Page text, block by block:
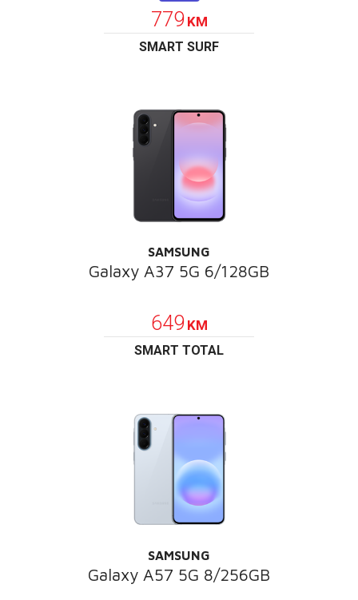
779 KM
SMART SURF
SAMSUNG
Galaxy A37 5G 6/128GB
649 KM
SMART TOTAL
SAMSUNG
Galaxy A57 5G 8/256GB